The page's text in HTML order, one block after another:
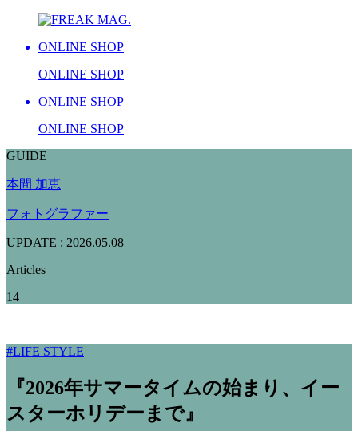
ONLINE SHOP
ONLINE SHOP
ONLINE SHOP
ONLINE SHOP
GUIDE
本間 加恵
フォトグラファー
UPDATE : 2026.05.08
Articles
14
#LIFE STYLE
『2026年サマータイムの始まり、イー
スターホリデーまで』